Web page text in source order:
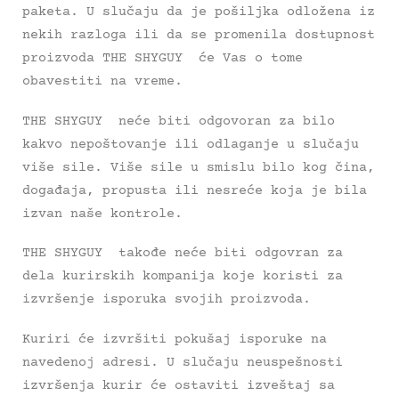
paketa. U slučaju da je pošiljka odložena iz
nekih razloga ili da se promenila dostupnost
proizvoda THE SHYGUY će Vas o tome
obavestiti na vreme.
THE SHYGUY neće biti odgovoran za bilo
kakvo nepoštovanje ili odlaganje u slučaju
više sile. Više sile u smislu bilo kog čina,
događaja, propusta ili nesreće koja je bila
izvan naše kontrole.
THE SHYGUY takođe neće biti odgovran za
dela kurirskih kompanija koje koristi za
izvršenje isporuka svojih proizvoda.
Kuriri će izvršiti pokušaj isporuke na
navedenoj adresi. U slučaju neuspešnosti
izvršenja kurir će ostaviti izveštaj sa